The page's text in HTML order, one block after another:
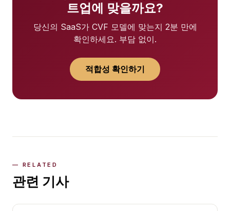
트업에 맞을까요?
당신의 SaaS가 CVF 모델에 맞는지 2분 만에
확인하세요. 부담 없이.
적합성 확인하기
관련 기사